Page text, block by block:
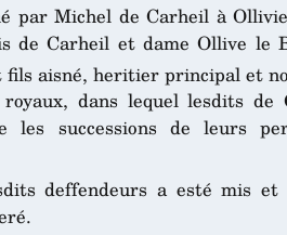
par Michel de Carheil à
de Carheil et dame Ollive
aisné, heritier principal et
dans lequel lesdits
les successions de leurs
deffendeurs a esté mis et